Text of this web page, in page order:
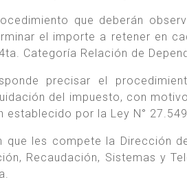
que deberán
el importe a retener en
Categoría Relación de
precisar el
del impuesto, con
por la Ley N° 27.549.
que les compete la Dirección
Recaudación, Sistemas y